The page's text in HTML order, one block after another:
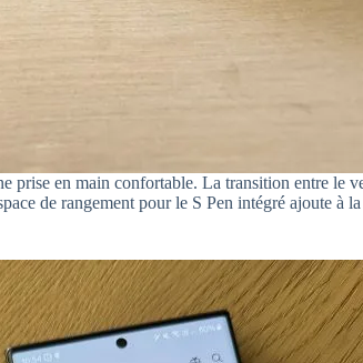
en main confortable. La transition entre le
de rangement pour le S Pen intégré ajoute à